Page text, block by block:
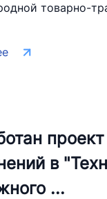
телефона доверия
(71) 207-87-02
товарно-
в
...